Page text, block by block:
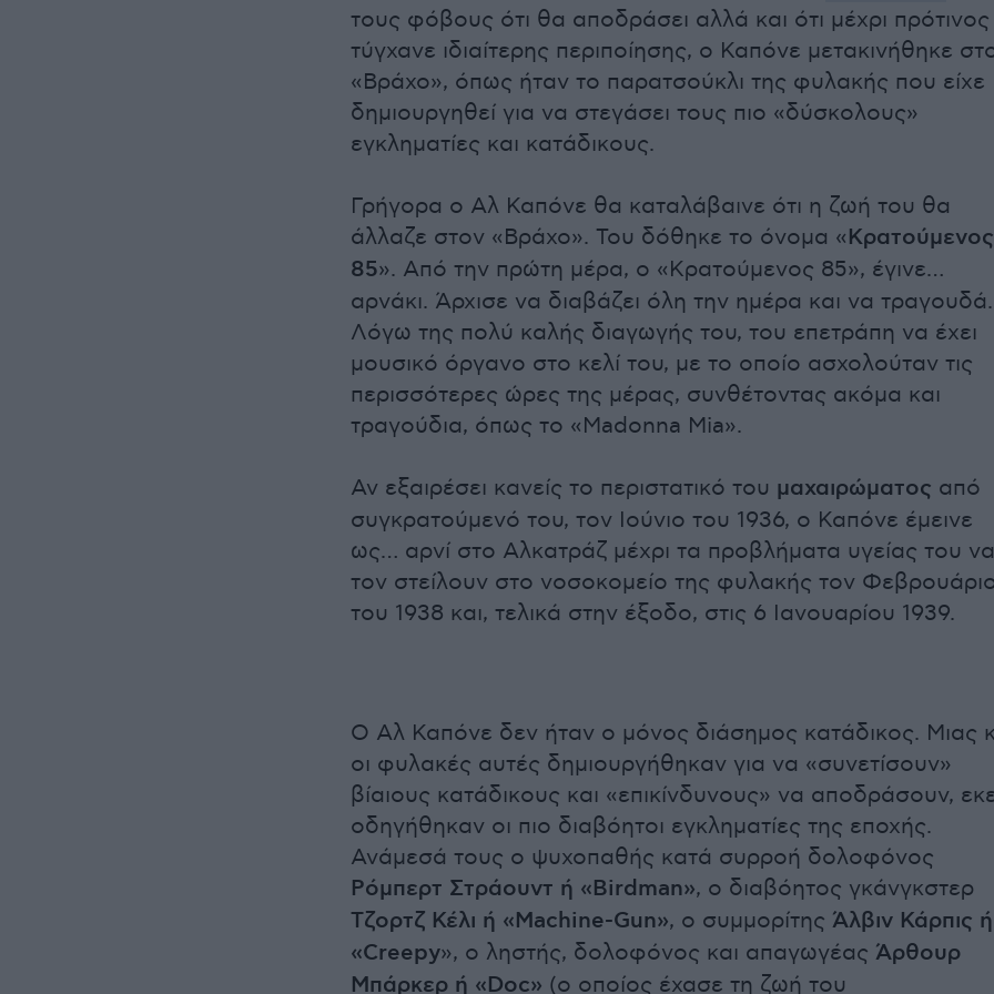
τους φόβους ότι θα αποδράσει αλλά και ότι μέχρι πρότινος
τύγχανε ιδιαίτερης περιποίησης, ο Καπόνε μετακινήθηκε
«Βράχο», όπως ήταν το παρατσούκλι της φυλακής που είχε
δημιουργηθεί για να στεγάσει τους πιο «δύσκολους»
εγκληματίες και κατάδικους.
Γρήγορα ο Αλ Καπόνε θα καταλάβαινε ότι η ζωή του θα
άλλαζε στον «Βράχο». Του δόθηκε το όνομα «Κρατούμενος
85». Από την πρώτη μέρα, ο «Κρατούμενος 85», έγινε…
αρνάκι. Άρχισε να διαβάζει όλη την ημέρα και να τραγουδά.
Λόγω της πολύ καλής διαγωγής του, του επετράπη να έχει
μουσικό όργανο στο κελί του, με το οποίο ασχολούταν τις
περισσότερες ώρες της μέρας, συνθέτοντας ακόμα και
τραγούδια, όπως το «Madonna Mia».
Αν εξαιρέσει κανείς το περιστατικό του μαχαιρώματος από
συγκρατούμενό του, τον Ιούνιο του 1936, ο Καπόνε έμεινε
ως… αρνί στο Αλκατράζ μέχρι τα προβλήματα υγείας του να
τον στείλουν στο νοσοκομείο της φυλακής τον
του 1938 και, τελικά στην έξοδο, στις 6 Ιανουαρίου 1939.
Ο Αλ Καπόνε δεν ήταν ο μόνος διάσημος κατάδικος. Μιας
οι φυλακές αυτές δημιουργήθηκαν για να «συνετίσουν»
βίαιους κατάδικους και «επικίνδυνους» να αποδράσουν,
οδηγήθηκαν οι πιο διαβόητοι εγκληματίες της εποχής.
Ανάμεσά τους ο ψυχοπαθής κατά συρροή δολοφόνος
Ρόμπερτ Στράουντ ή «Birdman», ο διαβόητος γκάνγκστερ
Τζορτζ Κέλι ή «Machine-Gun», ο συμμορίτης Άλβιν Κάρπις ή
«Creepy», ο ληστής, δολοφόνος και απαγωγέας Άρθουρ
Μπάρκερ ή «Doc» (ο οποίος έχασε τη ζωή του